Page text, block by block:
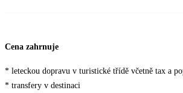
Cena zahrnuje
* leteckou dopravu v turistické třídě včetně tax a
* transfery v destinaci